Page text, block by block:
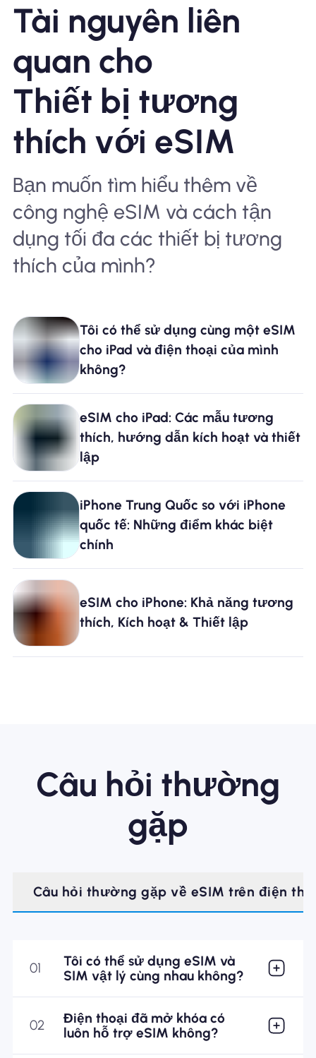
Tài nguyên liên
quan cho
Thiết bị tương
thích với eSIM
Bạn muốn tìm hiểu thêm về
công nghệ eSIM và cách tận
dụng tối đa các thiết bị tương
thích của mình?
Tôi có thể sử dụng cùng một eSIM
cho iPad và điện thoại của mình
không?
eSIM cho iPad: Các mẫu tương
thích, hướng dẫn kích hoạt và thiết
lập
iPhone Trung Quốc so với iPhone
quốc tế: Những điểm khác biệt
chính
eSIM cho iPhone: Khả năng tương
thích, Kích hoạt & Thiết lập
Câu hỏi thường
gặp
Câu hỏi thường gặp về eSIM trên điện
01
Tôi có thể sử dụng eSIM và
SIM vật lý cùng nhau không?
02
Điện thoại đã mở khóa có
luôn hỗ trợ eSIM không?